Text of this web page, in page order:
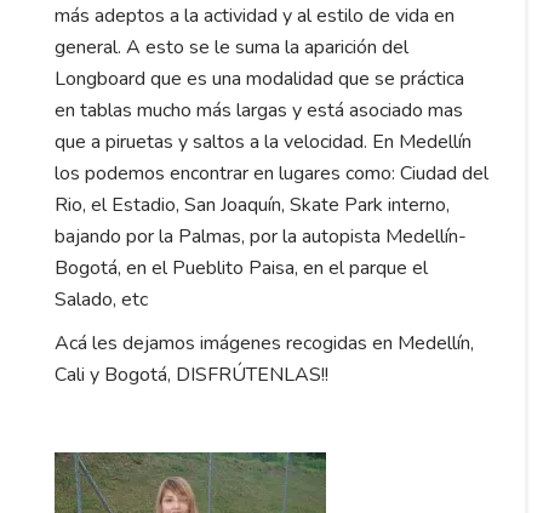
más adeptos a la actividad y al estilo de vida en
general. A esto se le suma la aparición del
Longboard que es una modalidad que se práctica
en tablas mucho más largas y está asociado mas
que a piruetas y saltos a la velocidad. En Medellín
los podemos encontrar en lugares como: Ciudad del
Rio, el Estadio, San Joaquín, Skate Park interno,
bajando por la Palmas, por la autopista Medellín-
Bogotá, en el Pueblito Paisa, en el parque el
Salado, etc
Acá les dejamos imágenes recogidas en Medellín,
Cali y Bogotá, DISFRÚTENLAS!!